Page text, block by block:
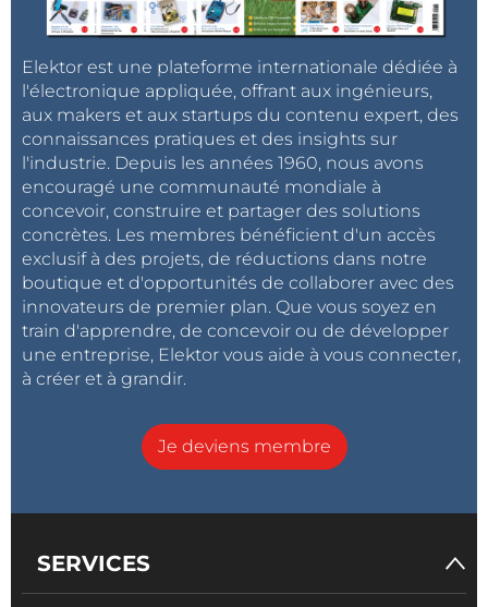
Elektor est une plateforme internationale dédiée à
l'électronique appliquée, offrant aux ingénieurs,
aux makers et aux startups du contenu expert, des
connaissances pratiques et des insights sur
l'industrie. Depuis les années 1960, nous avons
encouragé une communauté mondiale à
concevoir, construire et partager des solutions
concrètes. Les membres bénéficient d'un accès
exclusif à des projets, de réductions dans notre
boutique et d'opportunités de collaborer avec des
innovateurs de premier plan. Que vous soyez en
train d'apprendre, de concevoir ou de développer
une entreprise, Elektor vous aide à vous connecter,
à créer et à grandir.
Je deviens membre
SERVICES